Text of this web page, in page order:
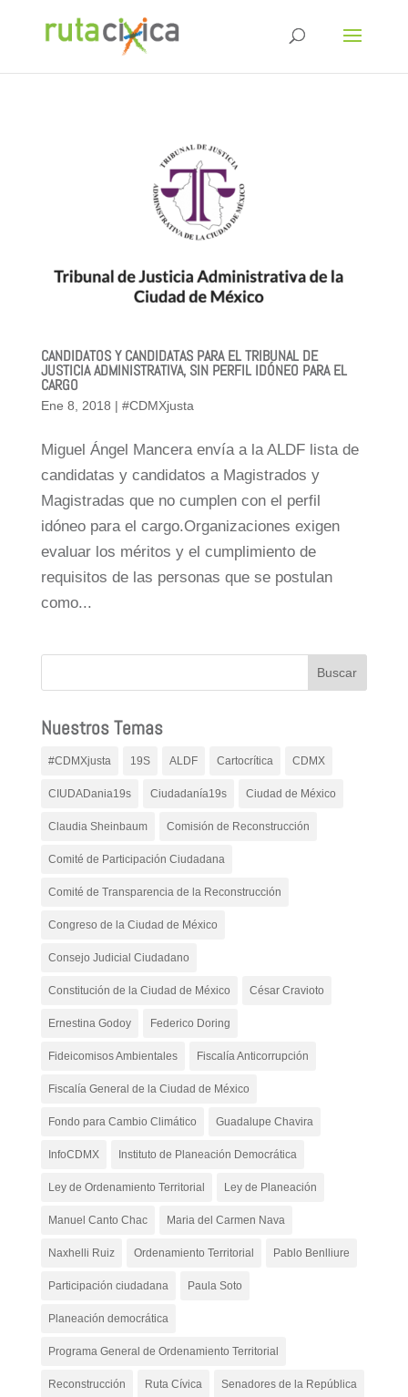
CANDIDATOS Y CANDIDATAS PARA EL TRIBUNAL DE
JUSTICIA ADMINISTRATIVA, SIN PERFIL IDÓNEO PARA EL
CARGO
Ene 8, 2018 | #CDMXjusta
Miguel Ángel Mancera envía a la ALDF lista de
candidatas y candidatos a Magistrados y
Magistradas que no cumplen con el perfil
idóneo para el cargo.Organizaciones exigen
evaluar los méritos y el cumplimiento de
requisitos de las personas que se postulan
como...
Nuestros Temas
#CDMXjusta 19S ALDF Cartocrítica CDMX
CIUDADania19s Ciudadanía19s Ciudad de México
Claudia Sheinbaum Comisión de Reconstrucción
Comité de Participación Ciudadana
Comité de Transparencia de la Reconstrucción
Congreso de la Ciudad de México
Consejo Judicial Ciudadano
Constitución de la Ciudad de México César Cravioto
Ernestina Godoy Federico Doring
Fideicomisos Ambientales Fiscalía Anticorrupción
Fiscalía General de la Ciudad de México
Fondo para Cambio Climático Guadalupe Chavira
InfoCDMX Instituto de Planeación Democrática
Ley de Ordenamiento Territorial Ley de Planeación
Manuel Canto Chac Maria del Carmen Nava
Naxhelli Ruiz Ordenamiento Territorial Pablo Benlliure
Participación ciudadana Paula Soto
Planeación democrática
Programa General de Ordenamiento Territorial
Reconstrucción Ruta Cívica Senadores de la República